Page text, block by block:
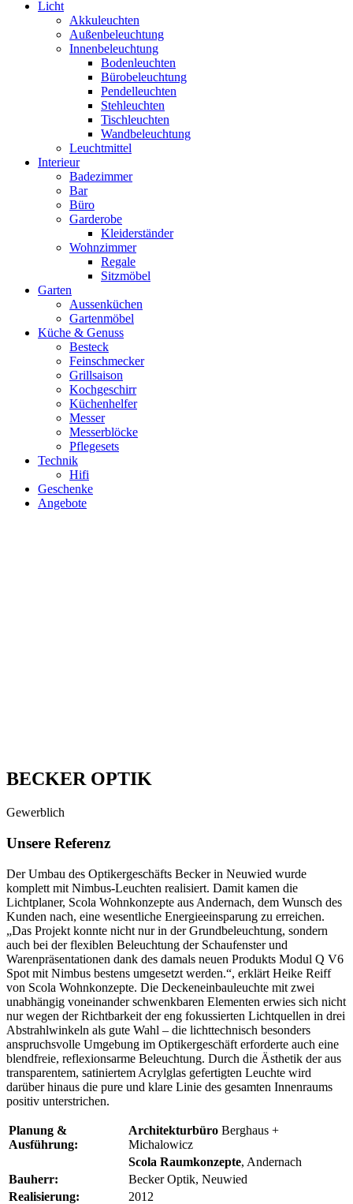
Licht
Akkuleuchten
Außenbeleuchtung
Innenbeleuchtung
Bodenleuchten
Bürobeleuchtung
Pendelleuchten
Stehleuchten
Tischleuchten
Wandbeleuchtung
Leuchtmittel
Interieur
Badezimmer
Bar
Büro
Garderobe
Kleiderständer
Wohnzimmer
Regale
Sitzmöbel
Garten
Aussenküchen
Gartenmöbel
Küche & Genuss
Besteck
Feinschmecker
Grillsaison
Kochgeschirr
Küchenhelfer
Messer
Messerblöcke
Pflegesets
Technik
Hifi
Geschenke
Angebote
BECKER OPTIK
Gewerblich
Unsere Referenz
Der Umbau des Optikergeschäfts Becker in Neuwied wurde
komplett mit Nimbus-Leuchten realisiert. Damit kamen die
Lichtplaner, Scola Wohnkonzepte aus Andernach, dem Wunsch des
Kunden nach, eine wesentliche Energieeinsparung zu erreichen.
„Das Projekt konnte nicht nur in der Grundbeleuchtung, sondern
auch bei der flexiblen Beleuchtung der Schaufenster und
Warenpräsentationen dank des damals neuen Produkts Modul Q V6
Spot mit Nimbus bestens umgesetzt werden.“, erklärt Heike Reiff
von Scola Wohnkonzepte. Die Deckeneinbauleuchte mit zwei
unabhängig voneinander schwenkbaren Elementen erwies sich nicht
nur wegen der Richtbarkeit der eng fokussierten Lichtquellen in drei
Abstrahlwinkeln als gute Wahl – die lichttechnisch besonders
anspruchsvolle Umgebung im Optikergeschäft erforderte auch eine
blendfreie, reflexionsarme Beleuchtung. Durch die Ästhetik der aus
transparentem, satiniertem Acrylglas gefertigten Leuchte wird
darüber hinaus die pure und klare Linie des gesamten Innenraums
positiv unterstrichen.
Planung &
Ausführung:
Architekturbüro Berghaus +
Michalowicz
Scola Raumkonzepte, Andernach
Bauherr:
Becker Optik, Neuwied
Realisierung:
2012